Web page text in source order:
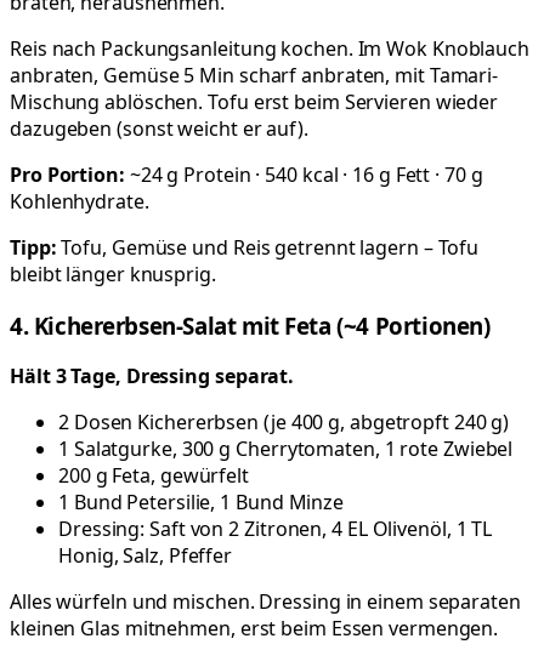
Reis nach Packungsanleitung kochen. Im Wok Knoblauch
anbraten, Gemüse 5 Min scharf anbraten, mit Tamari-
Mischung ablöschen. Tofu erst beim Servieren wieder
dazugeben (sonst weicht er auf).
Pro Portion: ~24 g Protein · 540 kcal · 16 g Fett · 70 g
Kohlenhydrate.
Tipp:Tofu, Gemüse und Reis getrennt lagern – Tofu
bleibt länger knusprig.
4. Kichererbsen-Salat mit Feta (~4 Portionen)
Hält 3 Tage, Dressing separat.
2 Dosen Kichererbsen (je 400 g, abgetropft 240 g)
1 Salatgurke, 300 g Cherrytomaten, 1 rote Zwiebel
200 g Feta, gewürfelt
1 Bund Petersilie, 1 Bund Minze
Dressing: Saft von 2 Zitronen, 4 EL Olivenöl, 1 TL
Honig, Salz, Pfeffer
Alles würfeln und mischen. Dressing in einem separaten
kleinen Glas mitnehmen, erst beim Essen vermengen.